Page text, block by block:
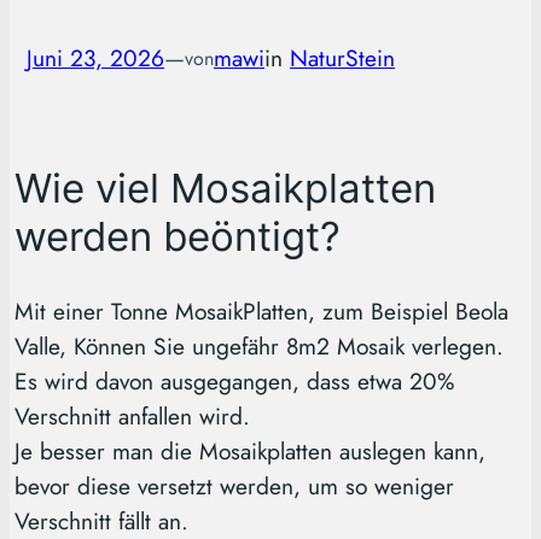
Juni 23, 2026—vonmawiin NaturStein
Wie viel Mosaikplatten
werden beöntigt?
Mit einer Tonne MosaikPlatten, zum Beispiel Beola
Valle, Können Sie ungefähr 8m2 Mosaik verlegen.
Es wird davon ausgegangen, dass etwa 20%
Verschnitt anfallen wird.
Je besser man die Mosaikplatten auslegen kann,
bevor diese versetzt werden, um so weniger
Verschnitt fällt an.